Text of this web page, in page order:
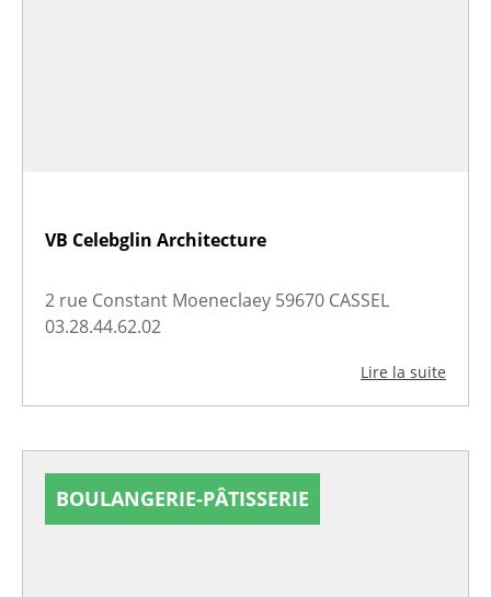
VB Celebglin Architecture
2 rue Constant Moeneclaey 59670 CASSEL
03.28.44.62.02
Lire la suite
BOULANGERIE-PÂTISSERIE